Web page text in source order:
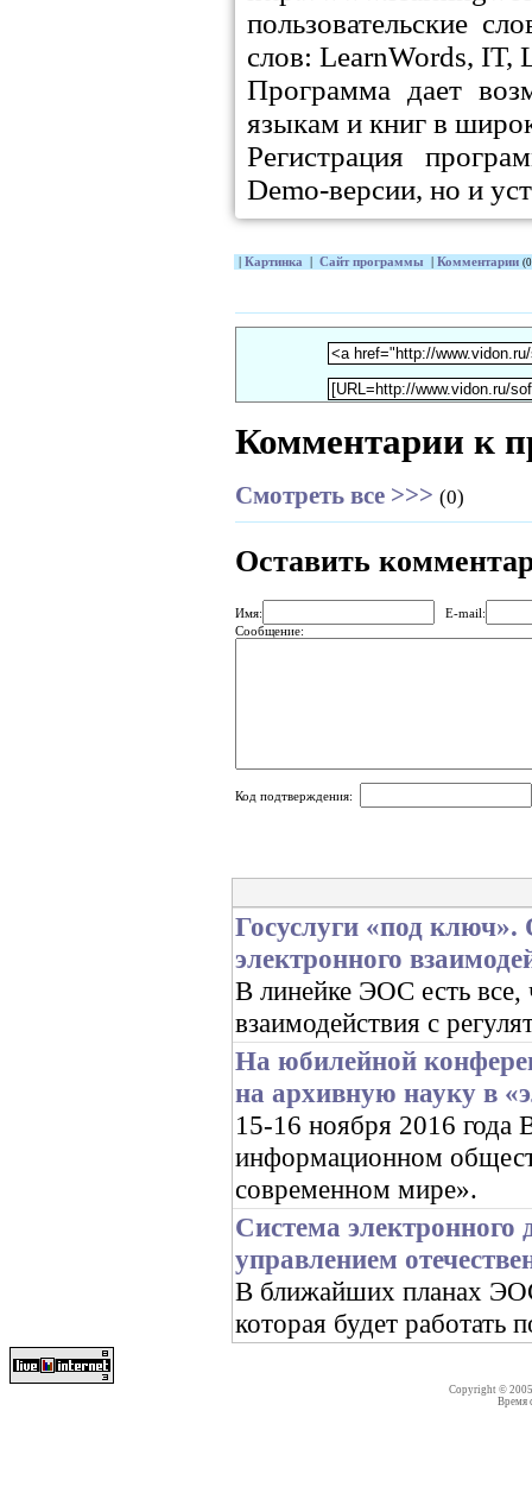
пользовательские
слов: LearnWords,
Программа дает
языкам и книг в
Регистрация
Demo-версии, но и
Картинка Сайт программы Комментарии
Комментарии к
Смотреть все >>> (0)
Оставить
Имя:
E-mail:
Сообщение:
Код подтверждения:
Госуслуги «под
электронного
В линейке ЭОС есть все,
взаимодействия с
На юбилейной
на архивную науку в
15-16 ноября 2016
информационном
современном мире».
Система
управлением
В ближайших планах
которая будет
Copyright ©
Время